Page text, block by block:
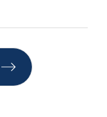
룹 업무